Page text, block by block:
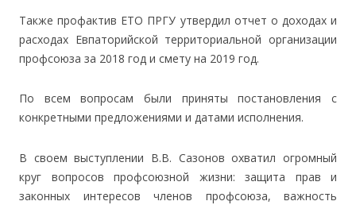
Также профактив ЕТО ПРГУ утвердил отчет о доходах и
расходах Евпаторийской территориальной организации
профсоюза за 2018 год и смету на 2019 год.
По всем вопросам были приняты постановления с
конкретными предложениями и датами исполнения.
В своем выступлении В.В. Сазонов охватил огромный
круг вопросов профсоюзной жизни: защита прав и
законных интересов членов профсоюза, важность